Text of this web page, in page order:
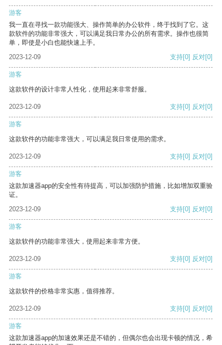
游客
我一直在寻找一款功能强大、操作简单的办公软件，终于找到了它。这
款软件的功能非常强大，可以满足我日常办公的所有需求。操作也很简
单，即使是小白也能快速上手。
2023-12-09
支持[0] 反对[0]
游客
这款软件的设计非常人性化，使用起来非常舒服。
2023-12-09 支持[0] 反对[0]
游客
这款软件的功能非常强大，可以满足我日常使用的需求。
2023-12-09 支持[0] 反对[0]
游客
这款加速器app的安全性有待提高，可以加强防护措施，比如增加双重验
证。
2023-12-09
支持[0] 反对[0]
游客
这款软件的功能非常强大，使用起来非常方便。
2023-12-09 支持[0] 反对[0]
游客
这款软件的价格非常实惠，值得推荐。
2023-12-09 支持[0] 反对[0]
游客
这款加速器app的加速效果还是不错的，但偶尔也会出现卡顿的情况，希